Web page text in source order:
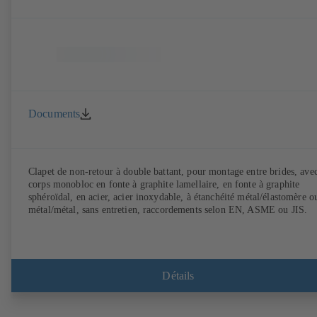
Documents
Clapet de non-retour à double battant, pour montage entre brides,
corps monobloc en fonte à graphite lamellaire, en fonte à graphite
sphéroïdal, en acier, acier inoxydable, à étanchéité métal/élastomère
métal/métal, sans entretien, raccordements selon EN, ASME ou JIS.
Détails